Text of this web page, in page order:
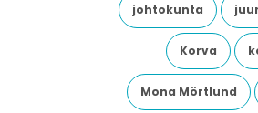
johtokunta
Korva
Mona Mörtlund